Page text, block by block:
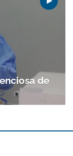
de